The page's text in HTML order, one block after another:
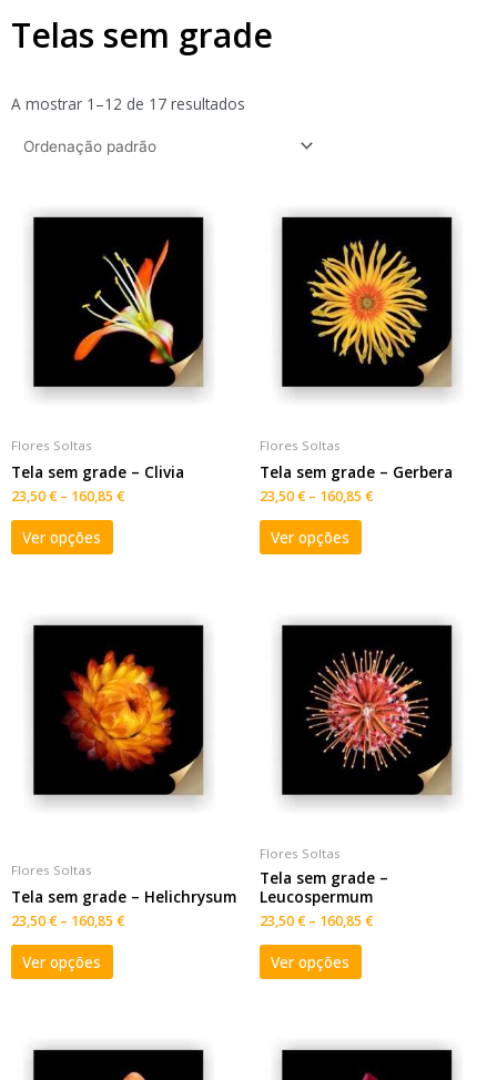
Telas sem grade
A mostrar 1–12 de 17 resultados
Flores Soltas
Tela sem grade – Clivia
23,50€– 160,85€
Ver opções
Flores Soltas
Tela sem grade – Gerbera
23,50€– 160,85€
Ver opções
Flores Soltas
Tela sem grade – Helichrysum
23,50€– 160,85€
Ver opções
Flores Soltas
Tela sem grade –
Leucospermum
23,50€– 160,85€
Ver opções